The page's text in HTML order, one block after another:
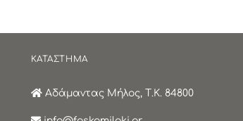
ΚΑΤΑΣΤΗΜΑ
Αδάμαντας Μήλος, Τ.Κ. 84800